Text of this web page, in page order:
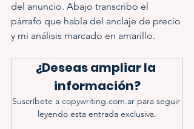
del anuncio. Abajo transcribo el
párrafo que habla del anclaje de precio
y mi análisis marcado en amarillo.
¿Deseas ampliar la
información?
Suscríbete a copywriting.com.ar para seguir
leyendo esta entrada exclusiva.